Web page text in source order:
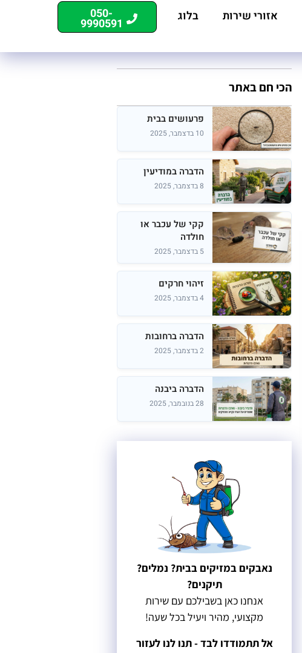
אזורי שירות
בלוג
050-
9990591
הכי חם באתר
פרעושים בבית
10 בדצמבר, 2025
הדברה במודיעין
8 בדצמבר, 2025
קקי של עכבר או
חולדה
5 בדצמבר, 2025
זיהוי חרקים
4 בדצמבר, 2025
הדברה ברחובות
2 בדצמבר, 2025
הדברה ביבנה
28 בנובמבר, 2025
נאבקים במזיקים בבית? נמלים?
תיקנים?
אנחנו כאן בשבילכם עם שירות
מקצועי, מהיר ויעיל בכל שעה!
אל תתמודדו לבד - תנו לנו לעזור